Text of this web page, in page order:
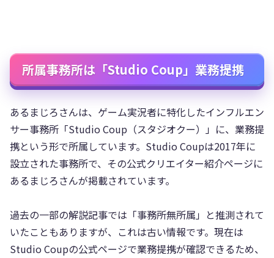
所属事務所は「Studio Coup」業務提携
あるまじろさんは、ゲーム実況者に特化したインフルエン
サー事務所「Studio Coup（スタジオクー）」に、業務提
携という形で所属しています。Studio Coupは2017年に
設立された事務所で、その公式クリエイター紹介ページに
あるまじろさんが掲載されています。
過去の一部の解説記事では「事務所無所属」と推測されて
いたこともありますが、これは古い情報です。現在は
Studio Coupの公式ページで業務提携が確認できるため、